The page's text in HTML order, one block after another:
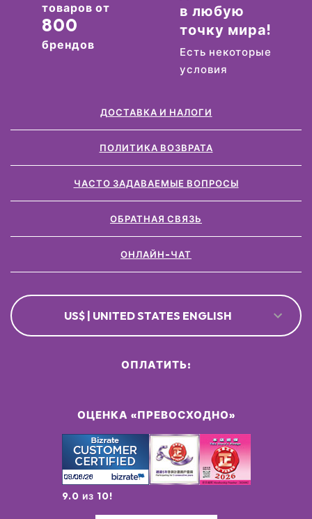
товаров от
800
брендов
в любую
точку мира!
Есть некоторые
условия
ДОСТАВКА И НАЛОГИ
ПОЛИТИКА ВОЗВРАТА
ЧАСТО ЗАДАВАЕМЫЕ ВОПРОСЫ
ОБРАТНАЯ СВЯЗЬ
ОНЛАЙН-ЧАТ
US$ | UNITED STATES ENGLISH
ОЦЕНКА «ПРЕВОСХОДНО»
9.0 из 10!
ОПЛАТИТЬ: